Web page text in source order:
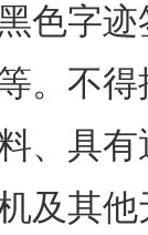
色字
。不
、具
及其